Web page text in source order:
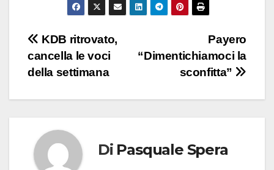
Navigazione
articoli
Payero
“Dimentichiamoci la
sconfitta”
KDB ritrovato,
cancella le voci
della settimana
Di Pasquale Spera